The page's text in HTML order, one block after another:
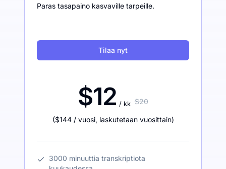
Paras tasapaino kasvaville tarpeille.
Tilaa nyt
$12 / kk $20
($144 / vuosi, laskutetaan vuosittain)
3000 minuuttia transkriptiota